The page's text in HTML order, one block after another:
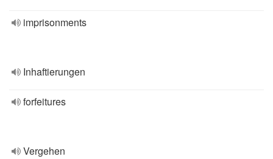
imprisonments
Inhaftierungen
forfeitures
Vergehen